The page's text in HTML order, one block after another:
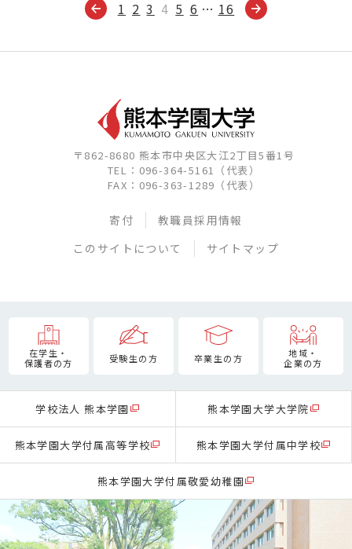
1 2 3 4 5 6 … 16
〒862-8680 熊本市中央区大江2丁目5番1号
TEL：096-364-5161（代表）
FAX：096-363-1289（代表）
寄付
教職員採用情報
このサイトについて
サイトマップ
在学生・
保護者の方
受験生の方 卒業生の方
地域・
企業の方
学校法人 熊本学園 熊本学園大学大学院
熊本学園大学付属高等学校 熊本学園大学付属中学校
熊本学園大学付属敬愛幼稚園